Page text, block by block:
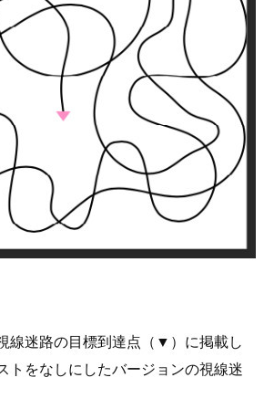
線迷路の目標到達点（▼）に掲載し
トをなしにしたバージョンの視線迷